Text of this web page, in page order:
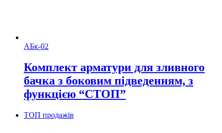
АБк-02
Комплект арматури для зливного
бачка з боковим підведенням, з
функцією “СТОП”
ТОП продажів